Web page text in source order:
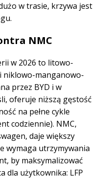
w trasie, krzywa jest
NMC
w 2026 to litowo-
niklowo-manganowo-
przez BYD i w
oferuje niższą gęstość
na pełne cykle
codziennie). NMC,
daje większy
wymaga utrzymywania
by maksymalizować
dla użytkownika: LFP